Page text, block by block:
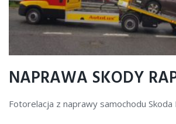
NAPRAWA SKODY
Fotorelacja z naprawy samochodu Skoda